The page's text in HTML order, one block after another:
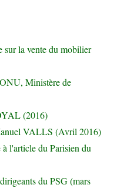
sur la vente du mobilier
Ministère de
(2016)
VALLS (Avril 2016)
l'article du Parisien du
du PSG (mars